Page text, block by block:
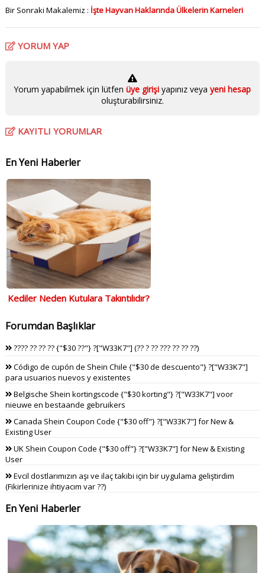
Bir Sonraki Makalemiz : İşte Hayvan Haklarında Ülkelerin Karneleri
YORUM YAP
Yorum yapabilmek için lütfenüye girişiyapınız veya yeni hesap
oluşturabilirsiniz.
KAYITLI YORUMLAR
En Yeni Haberler
Kediler Neden Kutulara Takıntılıdır?
Forumdan Başlıklar
???? ?? ?? ?? {"$30 ??"} ?["W33K7"] (?? ? ?? ??? ?? ?? ??)
Código de cupón de Shein Chile {"$30 de descuento"} ?["W33K7"]
para usuarios nuevos y existentes
Belgische Shein kortingscode {"$30 korting"} ?["W33K7"] voor
nieuwe en bestaande gebruikers
Canada Shein Coupon Code {"$30 off"} ?["W33K7"] for New &
Existing User
UK Shein Coupon Code {"$30 off"} ?["W33K7"] for New & Existing
User
Evcil dostlarımızın aşı ve ilaç takibi için bir uygulama geliştirdim
(Fikirlerinize ihtiyacım var ??)
En Yeni Haberler